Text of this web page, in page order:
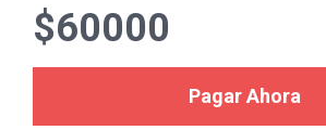
$60000
Pagar Ahora